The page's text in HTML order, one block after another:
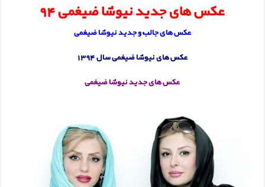
عکس های جدید نیوشا ضیغمی 94
عکس های جالب و جدید نیوشا ضیغمی
عکس های نیوشا ضیغمی سال 1394
عکس های جدید نیوشا ضیغمی